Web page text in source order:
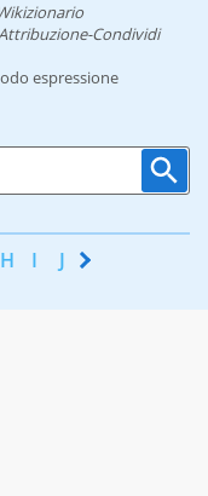
Condividi
espressione
H I J K